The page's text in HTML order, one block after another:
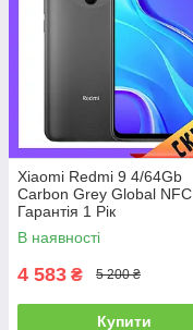
Xiaomi Redmi 9 4/64Gb
Carbon Grey Global NFC
Гарантія 1 Рік
В наявності
4 583 ₴ 5 200 ₴
Купити